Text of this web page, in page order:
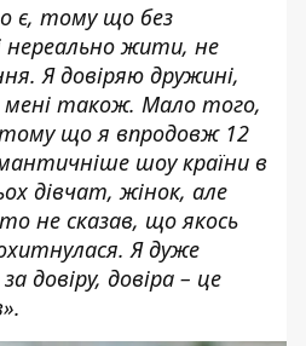
є, тому що без
нереально жити, не
Я довіряю дружині,
мені також. Мало того,
тому що я впродовж 12
шоу країни в
дівчат, жінок, але
не сказав, що якось
Я дуже
довіру, довіра – це